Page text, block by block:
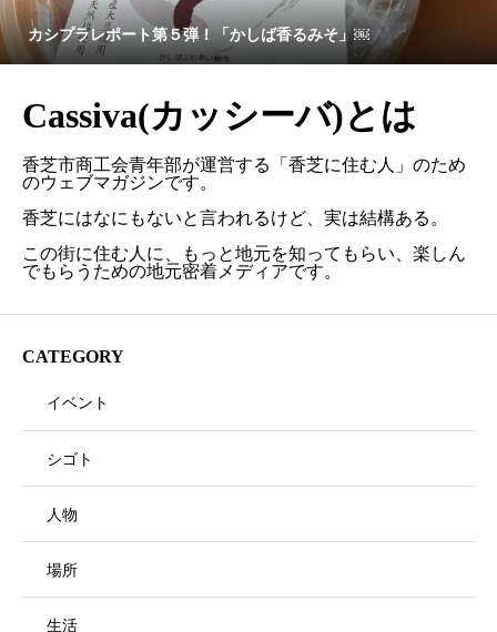
カシプラレポート第５弾！「かしば香るみそ」￼
Cassiva(カッシーバ)とは
香芝市商工会青年部が運営する「香芝に住む人」のため
のウェブマガジンです。
香芝にはなにもないと言われるけど、実は結構ある。
この街に住む人に、もっと地元を知ってもらい、楽しん
でもらうための地元密着メディアです。
CATEGORY
イベント
シゴト
人物
場所
生活